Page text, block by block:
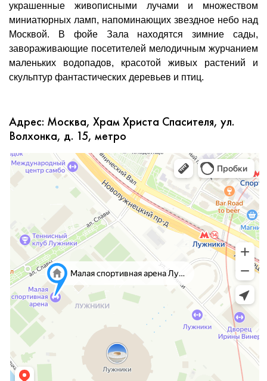
украшенные живописными лучами и множеством
миниатюрных ламп, напоминающих звездное небо над
Москвой. В фойе Зала находятся зимние сады,
завораживающие посетителей мелодичным журчанием
маленьких водопадов, красотой живых растений и
скульптур фантастических деревьев и птиц.
Адрес: Москва, Храм Христа Спасителя, ул.
Волхонка, д. 15, метро